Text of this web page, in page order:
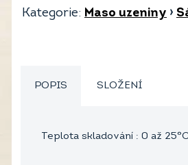
Kategorie: Maso uzeniny ›
POPIS SLOŽENÍ
Teplota skladování : 0 až